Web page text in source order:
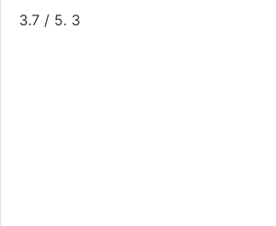
3.7 / 5. 3